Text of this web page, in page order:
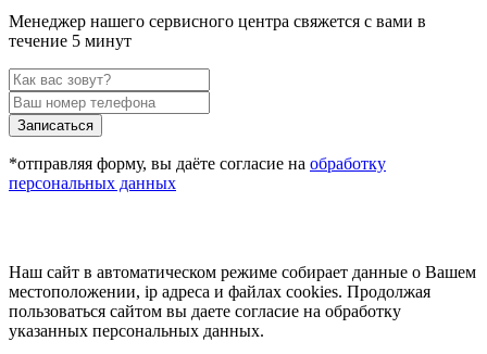
Менеджер нашего сервисного центра свяжется с вами в
течение 5 минут
Записаться
*отправляя форму, вы даёте согласие на обработку
персональных данных
Наш сайт в автоматическом режиме собирает данные о Вашем
местоположении, ip адреса и файлах cookies. Продолжая
пользоваться сайтом вы даете согласие на обработку
указанных персональных данных.